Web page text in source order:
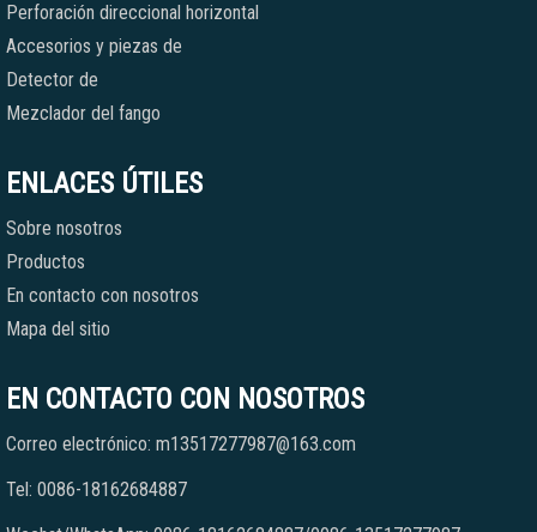
Perforación direccional horizontal
Accesorios y piezas de
Detector de
Mezclador del fango
ENLACES ÚTILES
Sobre nosotros
Productos
En contacto con nosotros
Mapa del sitio
EN CONTACTO CON NOSOTROS
Correo electrónico: m13517277987@163.com
Tel: 0086-18162684887